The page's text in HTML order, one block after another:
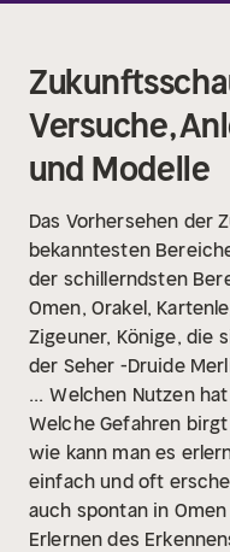
Versuche,
und Modelle
Das Vorhersehen der
bekanntesten
der schillerndsten
Omen, Orakel,
Zigeuner, Könige, die
der Seher -Druide
... Welchen Nutzen
Welche Gefahren
wie kann man es
einfach und oft
auch spontan in
Erlernen des